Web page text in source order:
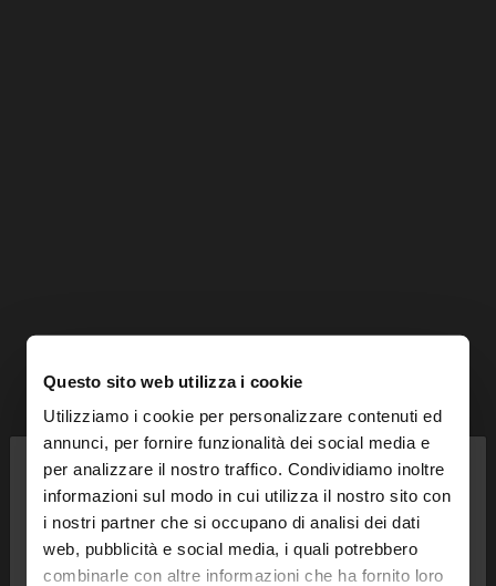
Questo sito web utilizza i cookie
Utilizziamo i cookie per personalizzare contenuti ed
annunci, per fornire funzionalità dei social media e
per analizzare il nostro traffico. Condividiamo inoltre
informazioni sul modo in cui utilizza il nostro sito con
i nostri partner che si occupano di analisi dei dati
web, pubblicità e social media, i quali potrebbero
combinarle con altre informazioni che ha fornito loro
ciao ×
Stai accedendo al sito da Italia. Vuoi navigare sul
nostro sito United States?